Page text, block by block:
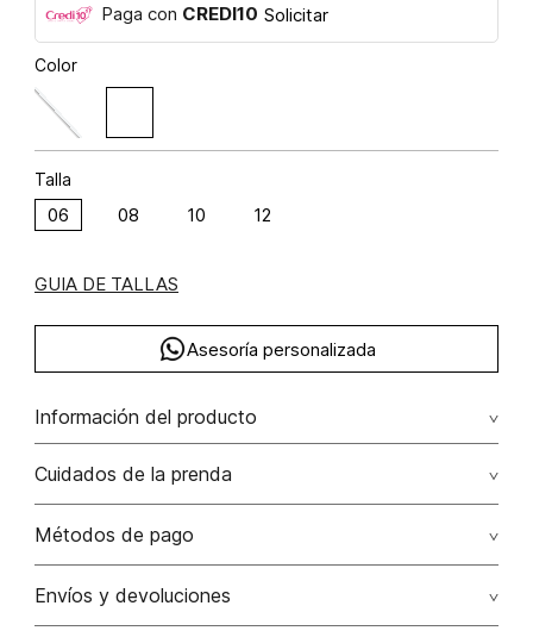
Paga con CREDI10 Solicitar
Color
Talla
06 08 10 12
GUIA DE TALLAS
Asesoría personalizada
Información del producto
Enterizo short con encajes crochet lino 100% 100.00%
lino/linen
Cuidados de la prenda
Lavado profesional en húmedo (w) planchar con vapor
No lavar
Métodos de pago
Tarjetas de crédito: Visa, Dinners, Master Card y American
Envíos y devoluciones